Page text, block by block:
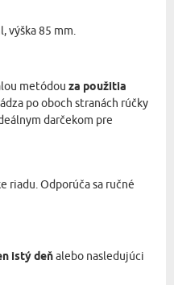
výška 85 mm.
metódou za použitia
po oboch stranách rúčky
darčekom pre
riadu. Odporúča sa ručné
istý deňalebo nasledujúci